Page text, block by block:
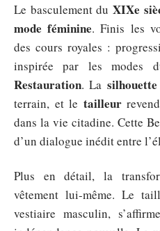
Le basculement du XIXe
mode féminine. Finis les
des cours royales :
inspirée par les modes
Restauration. La silhouette
terrain, et le tailleur
dans la vie citadine. Cette
d’un dialogue inédit entre
Plus en détail, la
vêtement lui-même. Le
vestiaire masculin,